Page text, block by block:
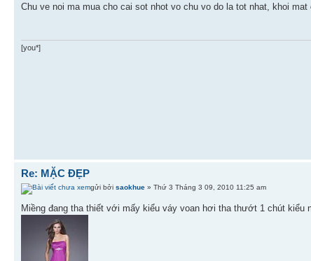
Chu ve noi ma mua cho cai sot nhot vo chu vo do la tot nhat, khoi
[you*]
Re: MẶC ĐẸP
gửi bởi saokhue » Thứ 3 Tháng 3 09, 2010 11:25 am
Miềng đang tha thiết với mấy kiểu váy voan hơi tha thướt 1 chút kiểu